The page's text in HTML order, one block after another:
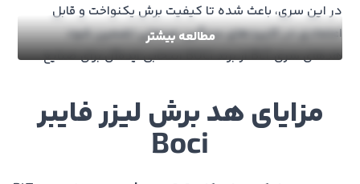
در این سری، باعث شده تا کیفیت برش یکنواخت و قابل
اعتمادی در کاربردهای سنگین صنعتی تضمین شود
هدهای سری BLT از برند BOCI انتخابی ایده‌آل برای صنایع
مقاوم و سازگاری آسان با سیستم‌های لیزری، باعث شده تا
مدل‌های BLT310 و BLT421S راهکاری مطمئن و مقرون‌به‌صرفه
برای برش لیزری دقیق و پرسرعت باشند
مطالعه بیشتر
مزایای هد برش لیزر فایبر
Boci